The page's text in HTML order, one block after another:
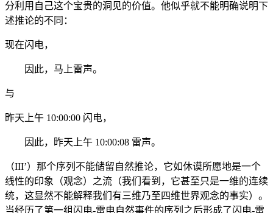
分利用自己这个宝贵的洞见的价值。他似乎就不能明确说明下
述推论的不同：
现在闪电，
因此，马上雷声。
与
昨天上午 10:00:00 闪电，
因此，昨天上午 10:00:08 雷声。
（III’）那个序列不能储留自然推论，它如休谟所愿地是一个
线性的印象（观念）之流（我们看到，它甚至只是一维的连续
统，这显然不能解释我们有三维乃至四维世界观念的事实）。
当经历了第一组闪电-雷电自然事件的序列之后形成了闪电-雷